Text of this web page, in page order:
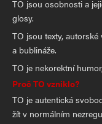
TO jsou osobnosti a
glosy.
TO jsou texty,
a bublináže.
TO je nekorektní
Proč TO vzniklo?
TO je autentická
žít v normálním